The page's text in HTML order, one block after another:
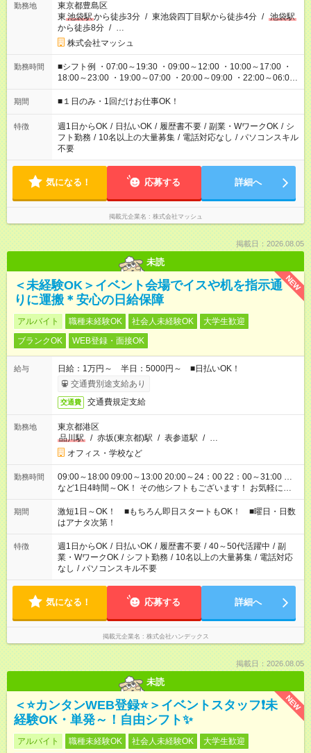
勤務地
東京都豊島区
東 池袋駅から徒歩3分 / 東池袋四丁目駅から徒歩4分 / 池袋駅
から徒歩8分 / …
株式会社マッシュ
勤務時間
■シフト例 ・07:00～19:30 ・09:00～12:00 ・10:00～17:00 ・
18:00～23:00 ・19:00～07:00 ・20:00～09:00 ・22:00～06:00
etc ★最短で3時間で5,120円のお仕事から 15時間で2万円近く稼
げるお仕事も！ ご希望のお時間に合わせてご紹介！ ※シフトは
ください！
期間 ■１日のみ・1回だけお仕事OK！
特徴 週1日からOK / 日払いOK / 履歴書不要 / 副業・WワークOK / シ
フト勤務 / 10名以上の大量募集 / 電話対応なし / パソコンスキル
不要
気になる！ 応募する 詳細へ
掲載元企業名 株式会社マッシュ
掲載日：2026.08.05
未読
NEW
＜未経験OK＞イベント会場でイスや机を指示通
りに運搬＊安心の日給保障
アルバイト 職種未経験OK 社会人未経験OK
大学生歓迎
ブランクOK
WEB登録・面接OK
給与
日給：1万円～ 半日：5000円～ ■日払いOK！
交通費別途支給あり
交通費 交通費規定支給
勤務地
東京都港区
品川駅
/ 赤坂(東京都)駅 / 表参道駅 / …
オフィス・学校など
勤務時間
09:00～18:00 09:00～13:00 20:00～24：00 22：00～31:00 …
など1日4時間～OK！ その他シフトもございます！ お気軽にご
相談ください！
期間
激短1日～OK！ ■もちろん即日スタートもOK！ ■曜日・日数
はアナタ次第！
特徴 週1日からOK / 日払いOK / 履歴書不要 / 40～50代活躍中 / 副
業・WワークOK / シフト勤務 / 10名以上の大量募集 / 電話対応
なし / パソコンスキル不要
気になる！ 応募する 詳細へ
掲載元企業名 株式会社ハンデックス
掲載日：2026.08.05
未読
NEW
＜⭐カンタンWEB登録⭐＞イベントスタッフ❗未
経験OK・単発～！自由シフト✨
アルバイト 職種未経験OK 社会人未経験OK
大学生歓迎